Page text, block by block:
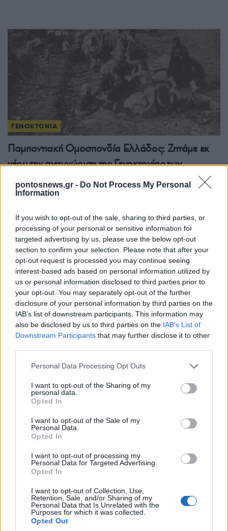
pontosnews.gr - Do Not Process My Personal
Information
If you wish to opt-out of the sale, sharing to third parties, or
processing of your personal or sensitive information for
targeted advertising by us, please use the below opt-out
section to confirm your selection. Please note that after your
opt-out request is processed you may continue seeing
interest-based ads based on personal information utilized by
us or personal information disclosed to third parties prior to
your opt-out. You may separately opt-out of the further
disclosure of your personal information by third parties on the
IAB’s list of downstream participants. This information may
also be disclosed by us to third parties on the IAB’s List of
Downstream Participants that may further disclose it to other
Please note that this website/app uses one or more Google
not limited to your visit or usage behaviour. You may click to
grant or deny consent to Google and its third-party tags to
use your data for below specified purposes in below Google
consent section.
Personal Data Processing Opt Outs
I want to opt-out of the Sharing of my
personal data.
Opted In
I want to opt-out of the Sale of my
Personal Data.
Opted In
I want to opt-out of processing my
Personal Data for Targeted Advertising.
Opted In
I want to opt-out of Collection, Use,
Retention, Sale, and/or Sharing of my
Personal Data that Is Unrelated with the
Purposes for which it was collected.
Opted Out
ΓΕΝΟΚΤΟΝΙΑ
Παμποντιακή Ομοσπονδία Ελλάδος: Ζητάμε εκ
νέου την αναγνώριση της Γενοκτονίας των
Ασσυρίων από την Ελλάδα
7/08/2026 - 11:08μμ
ΠΟΝΤΟΣ
Αργυρούπολης του Πόντου
ΠΟΝΤΟΣ
Ποντιακά χωρίς σύνορα: Ανοιχτές οι εγγραφές